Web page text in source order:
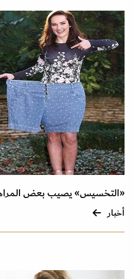
«التخسيس» يصيب بعض
أخبار